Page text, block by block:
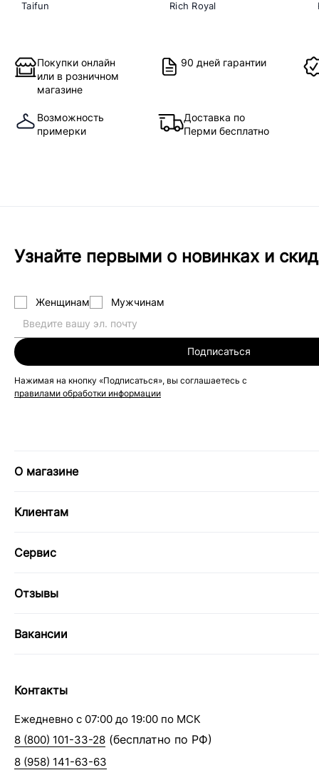
Taifun Rich Royal
Покупки онлайн
или в розничном
магазине
90 дней гарантии
Возможность
примерки
Доставка по
Перми бесплатно
Узнайте первыми о новинках и
Женщинам Мужчинам
Подписаться
Нажимая на кнопку «Подписаться», вы соглашаетесь с
правилами обработки информации
О магазине
Клиентам
Сервис
Отзывы
Вакансии
Контакты
Ежедневно с 07:00 до 19:00 по МСК
8 (800) 101-33-28 (бесплатно по РФ)
8 (958) 141-63-63